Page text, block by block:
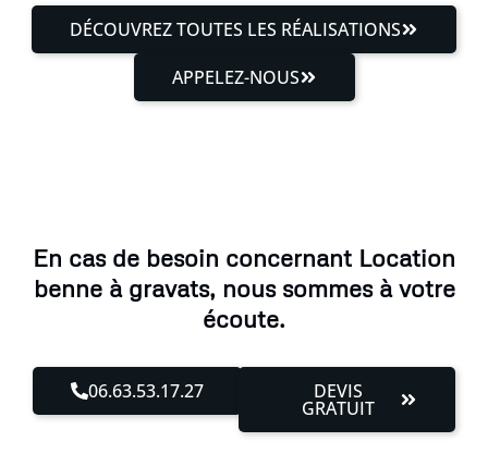
DÉCOUVREZ TOUTES LES RÉALISATIONS
APPELEZ-NOUS
En cas de besoin concernant Location
benne à gravats, nous sommes à votre
écoute.
06.63.53.17.27 DEVIS
GRATUIT